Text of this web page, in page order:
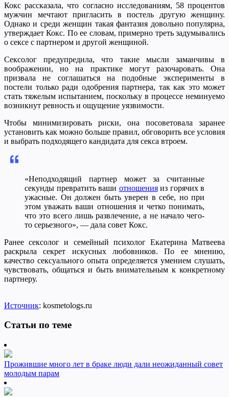
Кокс рассказала, что согласно исследованиям, 58 процентов
мужчин мечтают пригласить в постель другую женщину.
Однако и среди женщин такая фантазия довольно популярна,
утверждает Кокс. По ее словам, примерно треть задумывались
о сексе с партнером и другой женщиной.
Сексолог предупредила, что такие мысли заманчивы в
воображении, но на практике могут разочаровать. Она
призвала не соглашаться на подобные эксперименты в
постели только ради одобрения партнера, так как это может
стать тяжелым испытанием, поскольку в процессе неминуемо
возникнут ревность и ощущение уязвимости.
Чтобы минимизировать риски, она посоветовала заранее
установить как можно больше правил, обговорить все условия
и выбрать подходящего кандидата для секса втроем.
«Неподходящий партнер может за считанные
секунды превратить ваши отношенияиз горячих в
ужасные. Он должен быть уверен в себе, но при
этом уважать ваши отношения и четко понимать,
что это всего лишь развлечение, а не начало чего-
то серьезного», — дала совет Кокс.
Ранее сексолог и семейный психолог Екатерина Матвеева
раскрыла секрет искусных любовников. По ее мнению,
качество сексуального опыта определяется умением слушать,
чувствовать, общаться и быть внимательным к конкретному
партнеру.
Источник: kosmetologs.ru
Статьи по теме
Прожившие много лет в браке люди дали неожиданный совет
молодым парам